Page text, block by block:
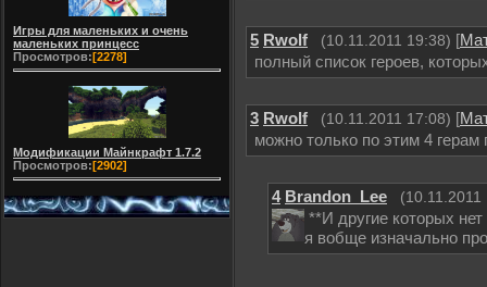
Игры для маленьких и очень
маленьких принцесс
Просмотров:[2278]
Модификации Майнкрафт 1.7.2
Просмотров:[2902]
5 Rwolf (10.11.2011 19:38) [
полный список героев,
3 Rwolf (10.11.2011 17:08) [
можно только по этим 4 герам
4 Brandon_Lee (10.11.2011
**И другие которых
я вобще изначально